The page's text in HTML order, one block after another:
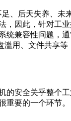
后天失养、未
因此，针对工
兼容性问题，
用、文件共享
安全关乎整个
重要的一个环节。